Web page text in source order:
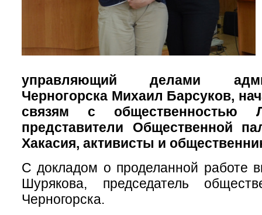
управляющий делами
Черногорска Михаил Барсуков,
связям с общественностью
представители Общественной
Хакасия, активисты и
С докладом о проделанной работе
Шурякова, председатель
Черногорска.